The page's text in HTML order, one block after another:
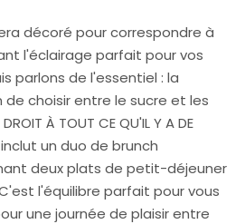
décoré pour correspondre à
l'éclairage parfait pour vos
parlons de l'essentiel : la
de choisir entre le sucre et les
À TOUT CE QU'IL Y A DE
inclut un duo de brunch
deux plats de petit-déjeuner
l'équilibre parfait pour vous
une journée de plaisir entre